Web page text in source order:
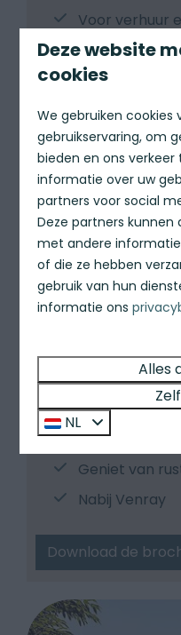
Voor verhuur
Nabij het
WaterParQ
recreatiemeer
Geniet van
Nabij Venray
Download de
Deze website
cookies
We gebruiken cookies
gebruikservaring, om
bieden en ons verkeer
informatie over uw
partners voor social
Deze partners
met andere
of die ze hebben
gebruik van hun
informatie ons
Alles
NL